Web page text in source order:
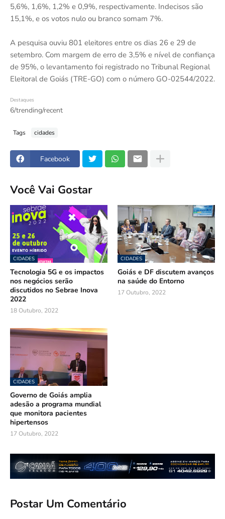
5,6%, 1,6%, 1,2% e 0,9%, respectivamente. Indecisos são
15,1%, e os votos nulo ou branco somam 7%.
A pesquisa ouviu 801 eleitores entre os dias 26 e 29 de
setembro. Com margem de erro de 3,5% e nível de confiança
de 95%, o levantamento foi registrado no Tribunal Regional
Eleitoral de Goiás (TRE-GO) com o número GO-02544/2022.
Destaques
6/trending/recent
Tags cidades
Facebook
Você Vai Gostar
CIDADES
Tecnologia 5G e os impactos
nos negócios serão
discutidos no Sebrae Inova
2022
18 Outubro, 2022
CIDADES
Goiás e DF discutem avanços
na saúde do Entorno
17 Outubro, 2022
CIDADES
Governo de Goiás amplia
adesão a programa mundial
que monitora pacientes
hipertensos
17 Outubro, 2022
Postar Um Comentário